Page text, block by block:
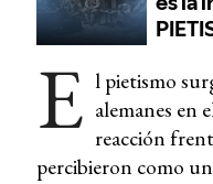
E l pietismo
alemanes en
reacción
percibieron como